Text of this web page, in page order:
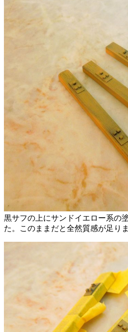
黒サフの上にサンドイエロー系の
た。このままだと全然質感が足りま